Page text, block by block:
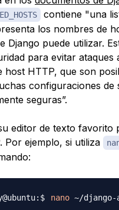
contiene "una
los nombres de
Django puede utilizar.
para evitar ataques
host HTTP, que son
configuraciones de
seguras”.
editor de texto favorito
Por ejemplo, si utiliza
nano